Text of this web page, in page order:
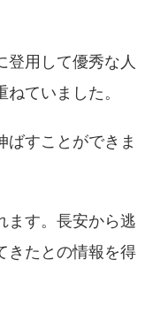
登用して優秀な人
ていました。
ばすことができま
ます。長安から逃
きたとの情報を得